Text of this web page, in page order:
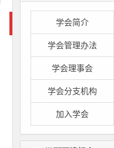
学会简介
学会管理办法
学会理事会
学会分支机构
加入学会